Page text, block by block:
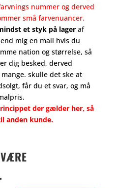
nummer og derved
små farvenuancer.
et styk på lageraf
mig en mail hvis du
nation og størrelse, så
dig besked, derved
skulle det ske at
får du et svar, og må
der gælder her, så
anden kunde.